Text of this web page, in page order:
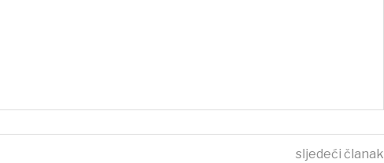
sljedeći članak